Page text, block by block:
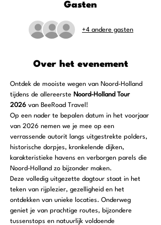
Gasten
+4 andere gasten
Over het evenement
Ontdek de mooiste wegen van Noord-Holland
tijdens de allereerste Noord-Holland Tour
2026 van BeeRoad Travel!
Op een nader te bepalen datum in het voorjaar
van 2026 nemen we je mee op een
verrassende autorit langs uitgestrekte polders,
historische dorpjes, kronkelende dijken,
karakteristieke havens en verborgen parels die
Noord-Holland zo bijzonder maken.
Deze volledig uitgezette dagtour staat in het
teken van rijplezier, gezelligheid en het
ontdekken van unieke locaties. Onderweg
geniet je van prachtige routes, bijzondere
tussenstops en natuurlijk voldoende